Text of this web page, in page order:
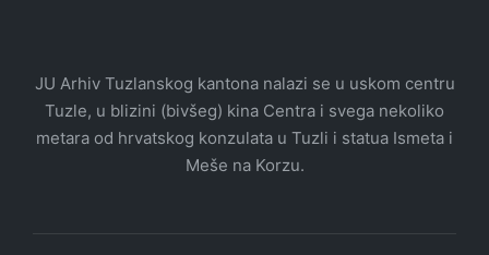
JU Arhiv Tuzlanskog kantona nalazi se u uskom centru
Tuzle, u blizini (bivšeg) kina Centra i svega nekoliko
metara od hrvatskog konzulata u Tuzli i statua Ismeta i
Meše na Korzu.